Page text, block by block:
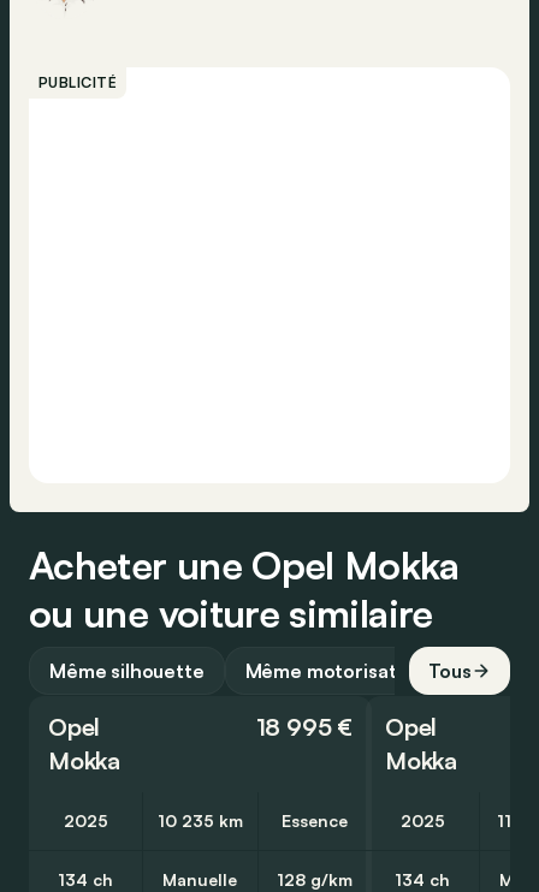
PUBLICITÉ
Acheter une Opel Mokka
ou une voiture similaire
Même silhouette Même motorisation Tous
Opel
Mokka
18 995 €
2025 10 235 km Essence
134 ch Manuelle 128 g/km
Opel
Mokka
2025 11
134 ch